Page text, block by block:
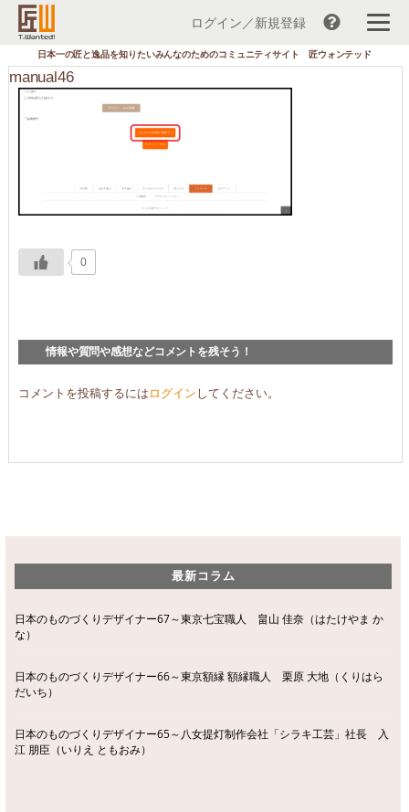
ン
ログイン／新規登録
日本一の匠と逸品を知りたいみんなのためのコミュニティサイト 匠ウォンテッド
manual46
0
情報や質問や感想などコメントを残そう！
コメントを投稿するにはログインしてください。
最新コラム
日本のものづくりデザイナー67～東京七宝職人 畠山 佳奈（はたけやま か
な）
日本のものづくりデザイナー66～東京額縁 額縁職人 栗原 大地（くりはら
だいち）
日本のものづくりデザイナー65～八女提灯制作会社「シラキ工芸」社長 入
江 朋臣（いりえ ともおみ）